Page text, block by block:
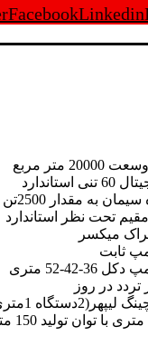
FacebookLinkedin
متر مربع
به مقدار 2500تن
مقیم تحت نظر استاندارد
در روز